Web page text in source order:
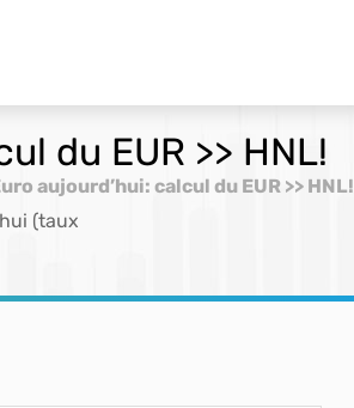
du EUR >> HNL!
aujourd’hui: calcul du EUR >> HNL!
(taux